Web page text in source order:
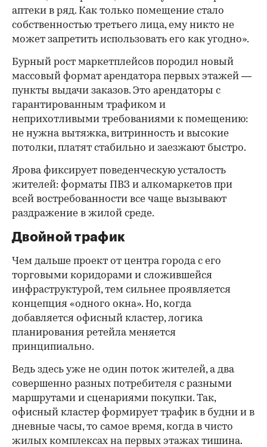
аптеки в ряд. Как только помещение стало
собственностью третьего лица, ему никто не
может запретить использовать его как угодно».
Бурный рост маркетплейсов породил новый
массовый формат арендатора первых этажей —
пункты выдачи заказов. Это арендаторы с
гарантированным трафиком и
неприхотливыми требованиями к помещению:
не нужна вытяжка, витринность и высокие
потолки, платят стабильно и заезжают быстро.
Ярова фиксирует поведенческую усталость
жителей: форматы ПВЗ и алкомаркетов при
всей востребованности все чаще вызывают
раздражение в жилой среде.
Двойной трафик
Чем дальше проект от центра города с его
торговыми коридорами и сложившейся
инфраструктурой, тем сильнее проявляется
концепция «одного окна». Но, когда
добавляется офисный кластер, логика
планирования ретейла меняется
принципиально.
Ведь здесь уже не один поток жителей, а два
совершенно разных потребителя с разными
маршрутами и сценариями покупки. Так,
офисный кластер формирует трафик в будни и в
дневные часы, то самое время, когда в чисто
жилых комплексах на первых этажах тишина.